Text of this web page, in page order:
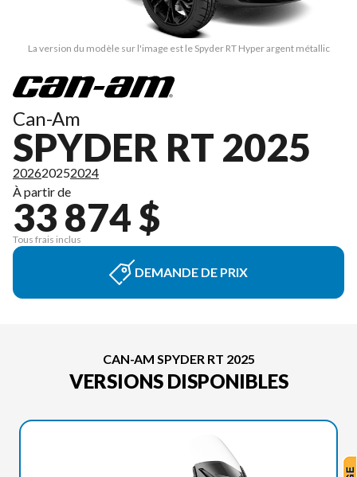
La version du modèle sur l'image est le Spyder RT Hyper argent métallic
Can-Am
SPYDER RT 2025
202620252024
À partir de
33 874 $
Tous frais inclus
DEMANDE DE PRIX
CAN-AM SPYDER RT 2025
VERSIONS DISPONIBLES